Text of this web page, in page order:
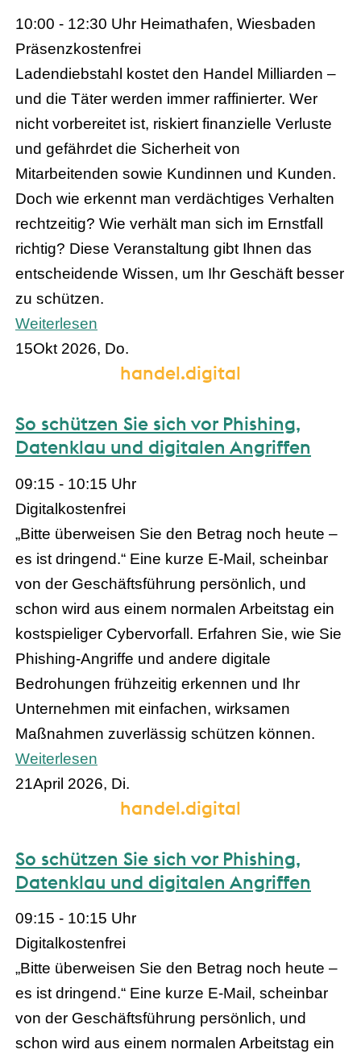
10:00 - 12:30 Uhr Heimathafen, Wiesbaden
Präsenzkostenfrei
Ladendiebstahl kostet den Handel Milliarden –
und die Täter werden immer raffinierter. Wer
nicht vorbereitet ist, riskiert finanzielle Verluste
und gefährdet die Sicherheit von
Mitarbeitenden sowie Kundinnen und Kunden.
Doch wie erkennt man verdächtiges Verhalten
rechtzeitig? Wie verhält man sich im Ernstfall
richtig? Diese Veranstaltung gibt Ihnen das
entscheidende Wissen, um Ihr Geschäft besser
zu schützen.
Weiterlesen
15Okt 2026, Do.
handel.digital
So schützen Sie sich vor Phishing,
Datenklau und digitalen Angriffen
09:15 - 10:15 Uhr
Digitalkostenfrei
„Bitte überweisen Sie den Betrag noch heute –
es ist dringend.“ Eine kurze E-Mail, scheinbar
von der Geschäftsführung persönlich, und
schon wird aus einem normalen Arbeitstag ein
kostspieliger Cybervorfall. Erfahren Sie, wie Sie
Phishing-Angriffe und andere digitale
Bedrohungen frühzeitig erkennen und Ihr
Unternehmen mit einfachen, wirksamen
Maßnahmen zuverlässig schützen können.
Weiterlesen
21April 2026, Di.
handel.digital
So schützen Sie sich vor Phishing,
Datenklau und digitalen Angriffen
09:15 - 10:15 Uhr
Digital kostenfrei
„Bitte überweisen Sie den Betrag noch heute –
es ist dringend.“ Eine kurze E-Mail, scheinbar
von der Geschäftsführung persönlich, und
schon wird aus einem normalen Arbeitstag ein